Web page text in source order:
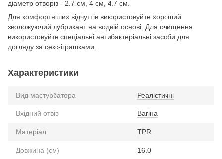
діаметр отворів - 2.7 см, 4 см, 4.7 см.
Для комфортніших відчуттів використовуйте хороший
зволожуючий лубрикант на водній основі. Для очищення
використовуйте спеціальні антибактеріальні засоби для
догляду за секс-іграшками.
Характеристики
Вид мастурбатора Реалістичні
Вхідний отвір Вагіна
Матеріал TPR
Довжина (см) 16.0